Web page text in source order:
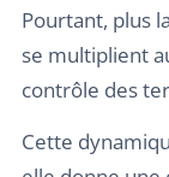
Pourtant, plus
se multiplient
contrôle des
Cette